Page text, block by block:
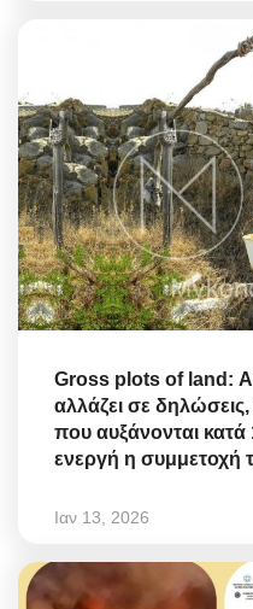
Gross plots of land:
αλλάζει σε
που αυξάνονται
ενεργή η συμμετοχή
Ιαν 13, 2026